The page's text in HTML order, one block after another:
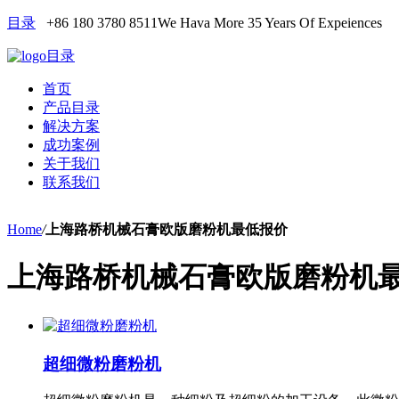
目录 +86 180 3780 8511We Hava More 35 Years Of Expeiences
目录
首页
产品目录
解决方案
成功案例
关于我们
联系我们
Home/上海路桥机械石膏欧版磨粉机最低报价
上海路桥机械石膏欧版磨粉机
超细微粉磨粉机